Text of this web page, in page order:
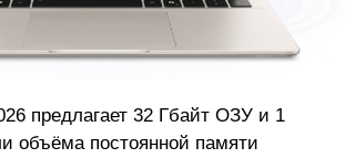
предлагает 32 Гбайт ОЗУ и 1
объёма постоянной памяти